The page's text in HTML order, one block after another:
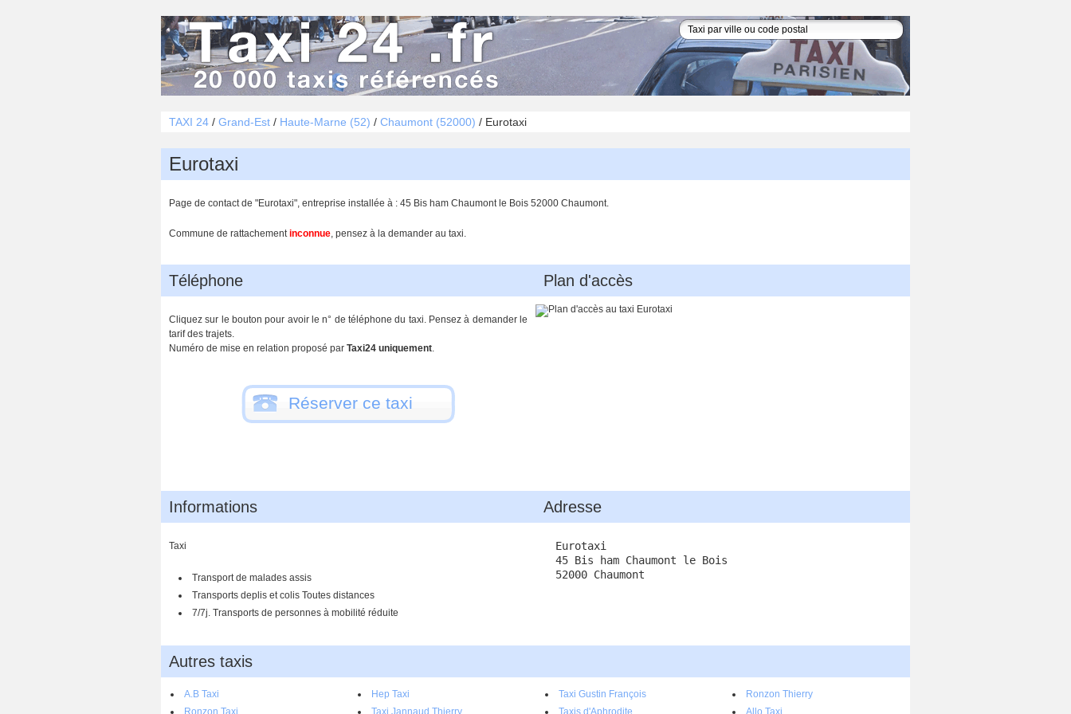
TAXI 24 / Grand-Est / Haute-Marne (52) / Chaumont (52000) / Eurotaxi
Eurotaxi
Page de contact de "Eurotaxi", entreprise installée à : 45 Bis ham Chaumont le Bois 52000 Chaumont.
Commune de rattachementinconnue, pensez à la demander au taxi.
Téléphone
Cliquez sur le bouton pour avoir le n° de téléphone du taxi. Pensez à demander le
tarif des trajets.
Numéro de mise en relation proposé par Taxi24 uniquement.
Réserver ce taxi
Plan d'accès
Informations
Taxi
Transport de malades assis
Transports deplis et colis Toutes distances
7/7j. Transports de personnes à mobilité réduite
Adresse
Eurotaxi
45 Bis ham Chaumont le Bois
52000 Chaumont
Autres taxis
A.B Taxi Hep Taxi Taxi Gustin François
Ronzon Thierry
Ronzon Taxi
Taxi Jannaud Thierry Taxis d'Aphrodite Allo Taxi